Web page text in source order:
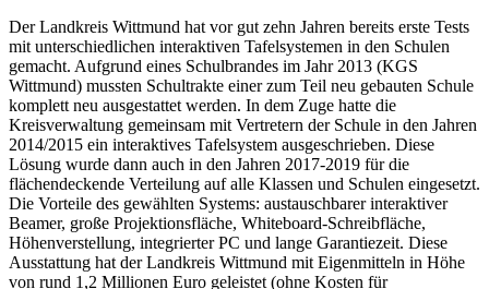
Der Landkreis Wittmund hat vor gut zehn Jahren bereits erste Tests
mit unterschiedlichen interaktiven Tafelsystemen in den Schulen
gemacht. Aufgrund eines Schulbrandes im Jahr 2013 (KGS
Wittmund) mussten Schultrakte einer zum Teil neu gebauten Schule
komplett neu ausgestattet werden. In dem Zuge hatte die
Kreisverwaltung gemeinsam mit Vertretern der Schule in den Jahren
2014/2015 ein interaktives Tafelsystem ausgeschrieben. Diese
Lösung wurde dann auch in den Jahren 2017-2019 für die
flächendeckende Verteilung auf alle Klassen und Schulen eingesetzt.
Die Vorteile des gewählten Systems: austauschbarer interaktiver
Beamer, große Projektionsfläche, Whiteboard-Schreibfläche,
Höhenverstellung, integrierter PC und lange Garantiezeit. Diese
Ausstattung hat der Landkreis Wittmund mit Eigenmitteln in Höhe
von rund 1,2 Millionen Euro geleistet (ohne Kosten für